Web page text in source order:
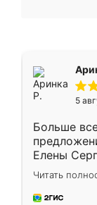
5
Больше
Елены
короткие
для
предложил
Читать